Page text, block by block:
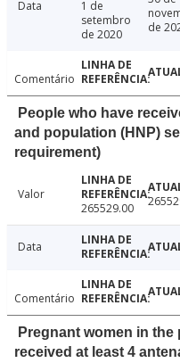
Data
1 de
setembro
de 2020
de
Comentário
People who have
and population (HNP)
requirement)
Valor
265529.00
Data
Comentário
Pregnant women in
received at least 4